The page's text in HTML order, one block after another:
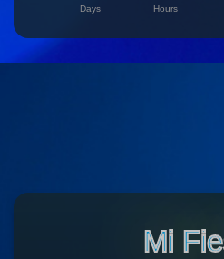
Days Hours
Mi